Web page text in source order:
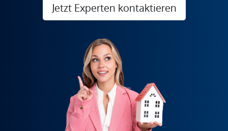
Jetzt Experten kontaktieren